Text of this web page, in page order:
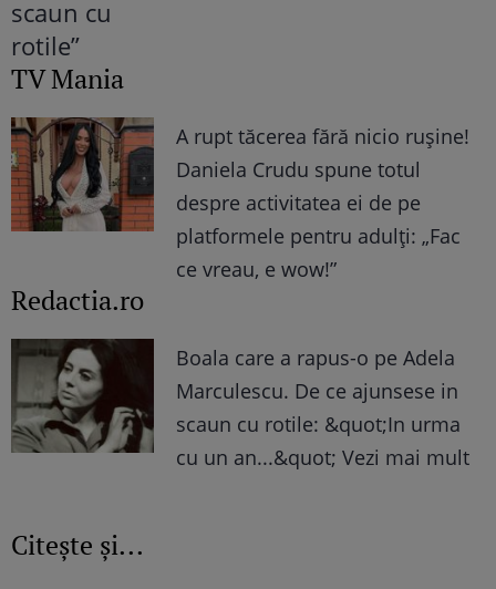
TV Mania
A rupt tăcerea fără nicio rușine!
Daniela Crudu spune totul
despre activitatea ei de pe
platformele pentru adulți: „Fac
ce vreau, e wow!”
Redactia.ro
Boala care a rapus-o pe Adela
Marculescu. De ce ajunsese in
scaun cu rotile: &quot;In urma
cu un an...&quot; Vezi mai mult
Citește și...